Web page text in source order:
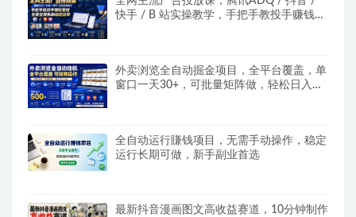
快手 / B 站实操教学，手把手教投手赚钱变
外卖浏览全自动掘金项目，全平台覆盖，单
窗口一天30+，可批量矩阵做，轻松日入
全自动运行賺钱项目，无需手动操作，稳定
运行长期可做，新手副业首选
最新抖音漫画图文高收益赛道，10分钟制作